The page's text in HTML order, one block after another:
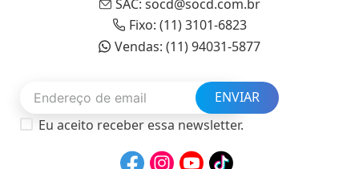
SAC: socd@socd.com.br
Fixo: (11) 3101-6823
Vendas: (11) 94031-5877
ENVIAR
Eu aceito receber essa newsletter.